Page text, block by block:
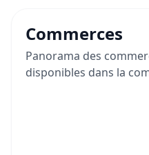
Commerces
Panorama des
disponibles dans la